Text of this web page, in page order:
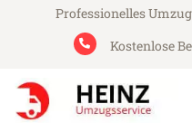
Professionelles
Kostenlose